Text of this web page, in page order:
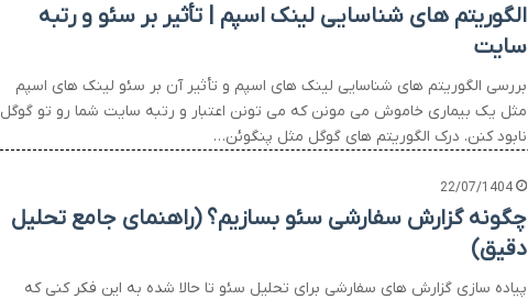
الگوریتم های شناسایی لینک اسپم | تأثیر بر سئو و رتبه
سایت
بررسی الگوریتم های شناسایی لینک های اسپم و تأثیر آن بر سئو لینک های اسپم
مثل یک بیماری خاموش می مونن که می تونن اعتبار و رتبه سایت شما رو تو گوگل
نابود کنن. درک الگوریتم های گوگل مثل پنگوئن…
22/07/1404
چگونه گزارش سفارشی سئو بسازیم؟ (راهنمای جامع تحلیل
دقیق)
پیاده سازی گزارش های سفارشی برای تحلیل سئو تا حالا شده به این فکر کنی که